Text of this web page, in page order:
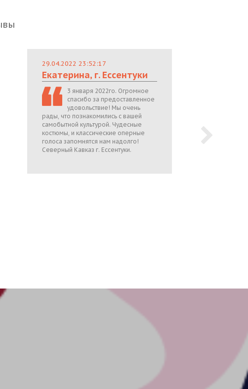
29.04.2022 23:52:17
Екатерина, г. Ессентуки
3 января 2022го. Огромное
спасибо за предоставленное
удовольствие! Мы очень
рады, что познакомились с вашей
самобытной культурой. Чудесные
костюмы, и классические оперные
голоса запомнятся нам надолго!
Северный Кавказ г. Ессентуки.